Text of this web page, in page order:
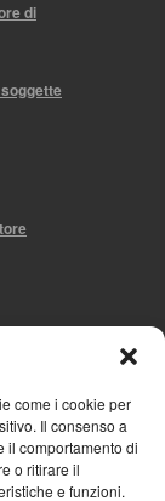
come i cookie per
Il consenso a
il comportamento di
o ritirare il
e funzioni.
di